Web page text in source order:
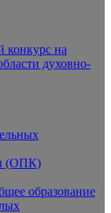
конкурс на
духовно-
(ОПК)
образование